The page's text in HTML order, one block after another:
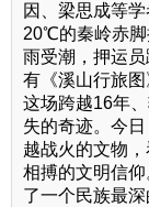
因、梁思成等
20℃的秦岭赤脚
雨受潮，押运
有《溪山行旅
这场跨越16年
失的奇迹。今
越战火的文物
相搏的文明信
了一个民族最